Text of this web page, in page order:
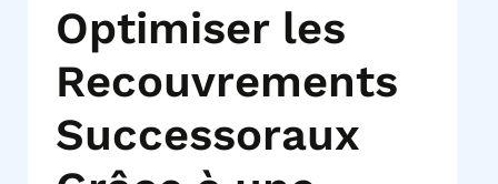
Optimiser les
Recouvrements
Successoraux